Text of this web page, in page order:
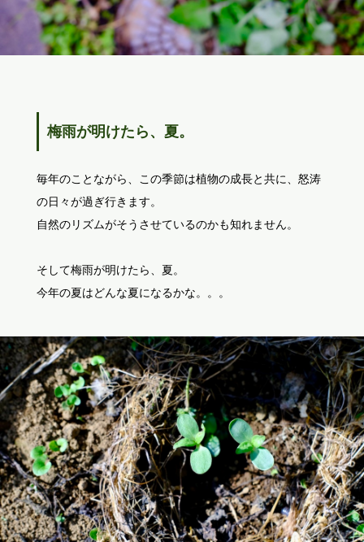
梅雨が明けたら、夏。
毎年のことながら、この季節は植物の成長と共に、怒涛
の日々が過ぎ行きます。
自然のリズムがそうさせているのかも知れません。
そして梅雨が明けたら、夏。
今年の夏はどんな夏になるかな。。。